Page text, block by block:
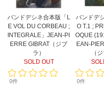
バンドデシネ合本版「L
E VOL DU CORBEAU ;
INTEGRALE」JEAN-PI
ERRE GIBRAT（ジブ
ラ）
SOLD OUT
0件
バンドデ
O T.1 ;
OQUE
EAN-
（
0件